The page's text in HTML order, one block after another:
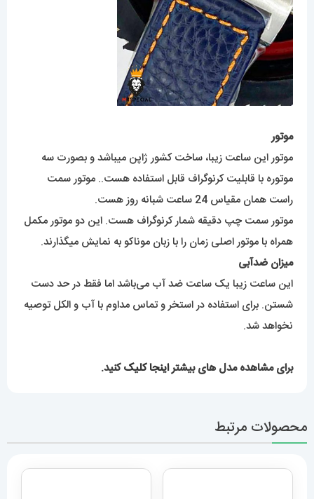
موتور
موتور این ساعت زیبا، ساخت کشور ژاپن میباشد و بصورت سه
موتوره با قابلیت کرنوگراف قابل استفاده هست.. موتور سمت
راست همان مقیاس 24 ساعت شبانه روز هست.
موتور سمت چپ دقیقه شمار کرنوگراف هست. این دو موتور مکمل
همراه با موتور اصلی زمان را با زبان موناکو به نمایش میگذارند.
میزان ضدآبی
این ساعت زیبا یک ساعت ضد آب می‌باشد اما فقط در حد دست
شستن. برای استفاده در استخر و تماس مداوم با آب و الکل توصیه
نخواهد شد.
برای مشاهده مدل های بیشتراینجا کلیککنید.
محصولات مرتبط